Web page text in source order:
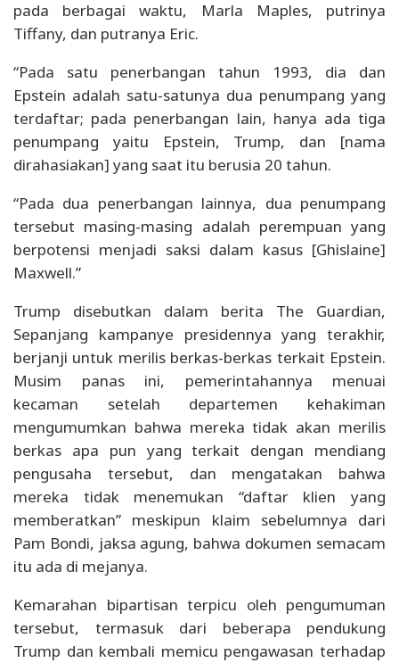
pada berbagai waktu, Marla Maples, putrinya
Tiffany, dan putranya Eric.
“Pada satu penerbangan tahun 1993, dia dan
Epstein adalah satu-satunya dua penumpang yang
terdaftar; pada penerbangan lain, hanya ada tiga
penumpang yaitu Epstein, Trump, dan [nama
dirahasiakan] yang saat itu berusia 20 tahun.
“Pada dua penerbangan lainnya, dua penumpang
tersebut masing-masing adalah perempuan yang
berpotensi menjadi saksi dalam kasus [Ghislaine]
Maxwell.”
Trump disebutkan dalam berita The Guardian,
Sepanjang kampanye presidennya yang terakhir,
berjanji untuk merilis berkas-berkas terkait Epstein.
Musim panas ini, pemerintahannya menuai
kecaman setelah departemen kehakiman
mengumumkan bahwa mereka tidak akan merilis
berkas apa pun yang terkait dengan mendiang
pengusaha tersebut, dan mengatakan bahwa
mereka tidak menemukan “daftar klien yang
memberatkan” meskipun klaim sebelumnya dari
Pam Bondi, jaksa agung, bahwa dokumen semacam
itu ada di mejanya.
Kemarahan bipartisan terpicu oleh pengumuman
tersebut, termasuk dari beberapa pendukung
Trump dan kembali memicu pengawasan terhadap